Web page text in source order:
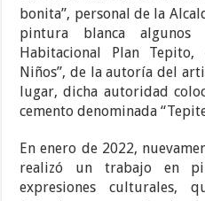
bonita”, personal de la
pintura blanca
Habitacional Plan
Niños”, de la autoría del
lugar, dicha autoridad
cemento denominada
En enero de 2022,
realizó un trabajo en
expresiones culturales,